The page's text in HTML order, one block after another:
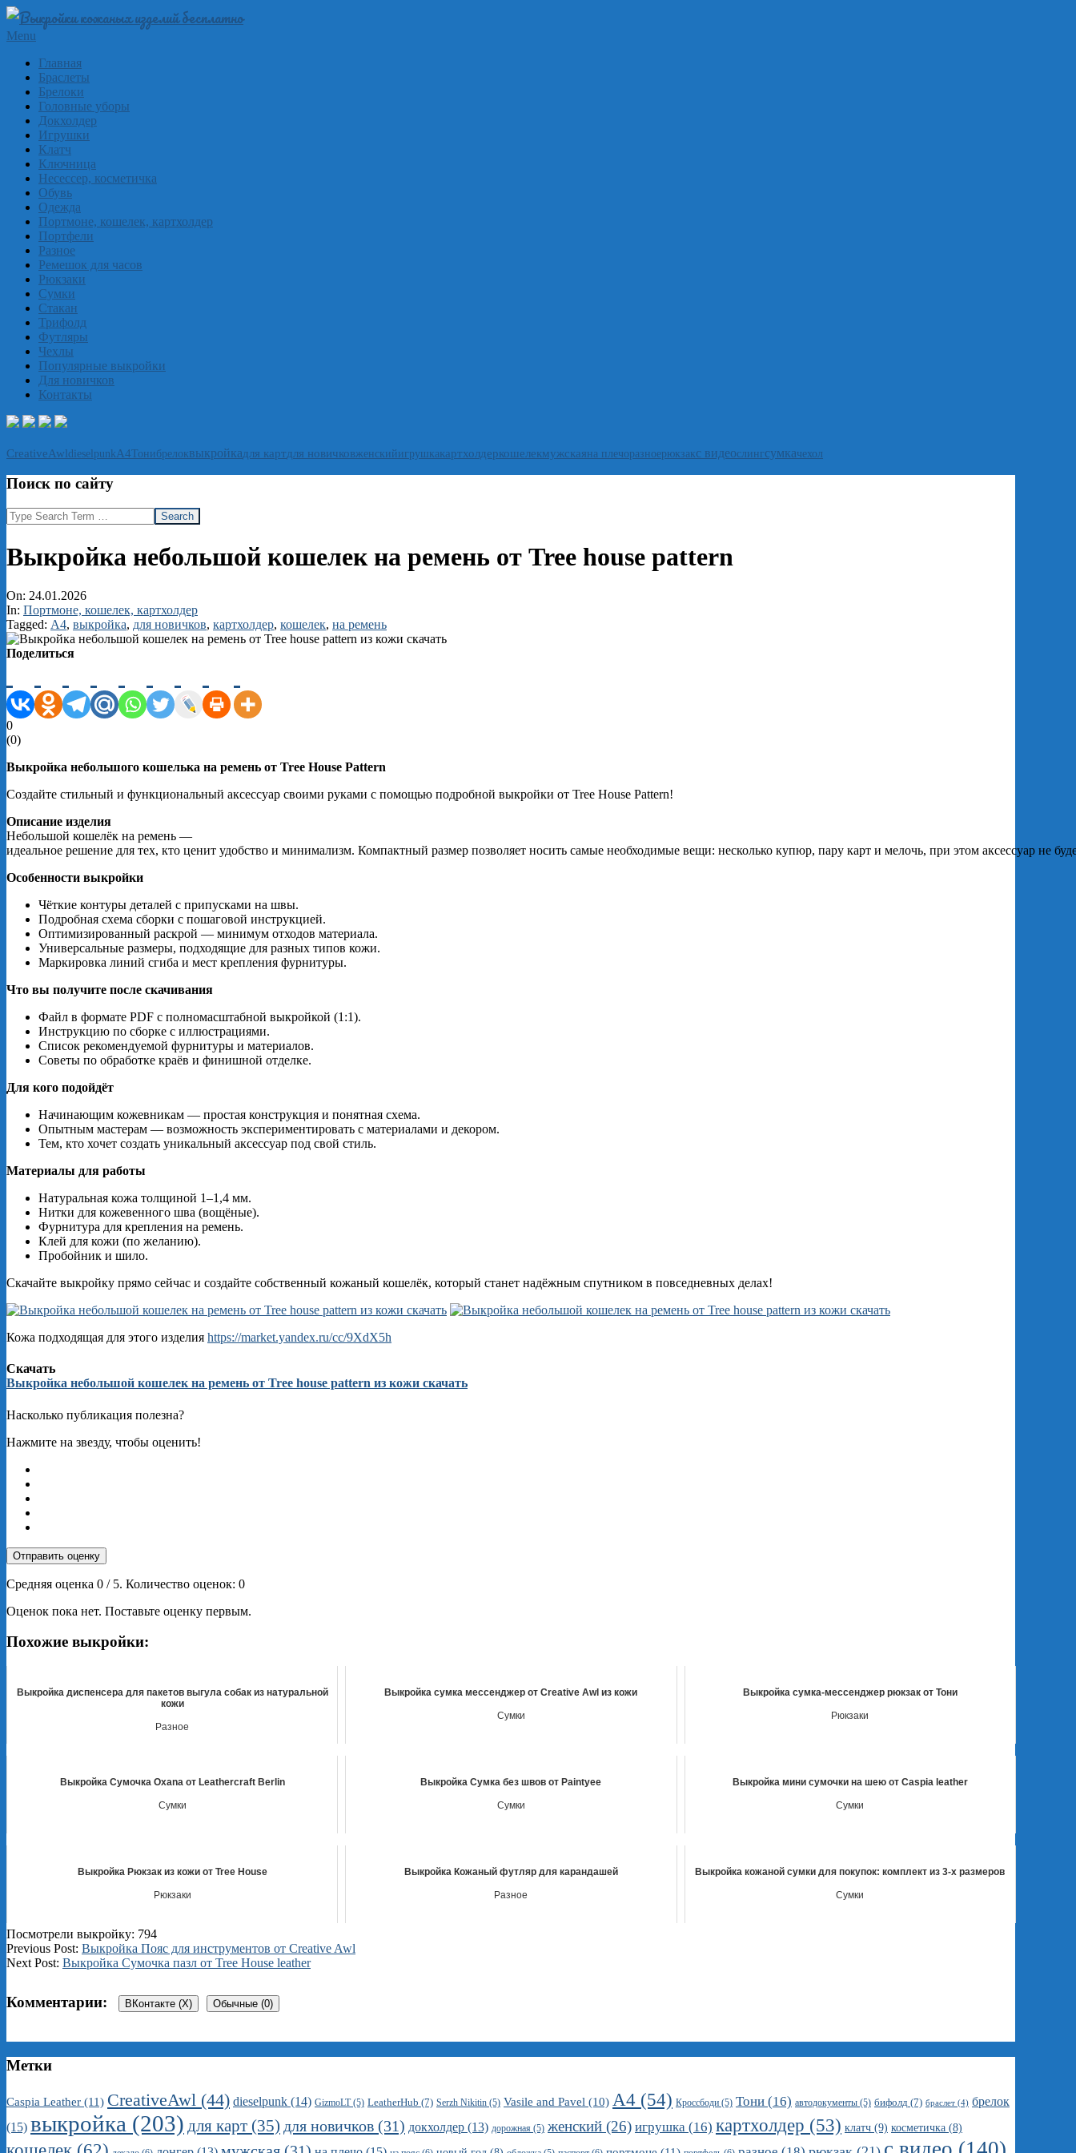
Skip
content
Выкройки
кожи
бесплатно
Skinpat
Primary
Menu
Menu
Главная
Браслеты
Брелоки
Головные уборы
Докхолдер
Игрушки
Клатч
Ключница
Несессер, косметичка
Обувь
Одежда
Портмоне, кошелек, картхолдер
Портфели
Разное
Ремешок для часов
Рюкзаки
Сумки
Стакан
Трифолд
Футляры
Чехлы
Популярные выкройки
Для новичков
Контакты
CreativeAwldieselpunk А4Тонибрелоквыкройкадля картдля новичковженскийигрушкакартхолдеркошелекмужскаяна плечоразноерюкзакс видеослингсумкачехол
Поиск по сайту
Search
Выкройка небольшой кошелек на ремень от Tree house pattern
On: 24.01.2026
In: Портмоне, кошелек, картхолдер
Tagged: А4, выкройка, для новичков, картхолдер, кошелек, на ремень
Поделиться
0
(0)
Выкройка небольшого кошелька на ремень от Tree House Pattern
Создайте стильный и функциональный аксессуар своими руками с помощью подробной выкройки от Tree House Pattern!
Описание изделия
Небольшой кошелёк на ремень —
идеальное решение для тех, кто ценит удобство и минимализм. Компактный размер позволяет носить самые необходимые вещи: несколько купюр, пару карт и мелочь, при этом аксессуар не
Особенности выкройки
Чёткие контуры деталей с припусками на швы.
Подробная схема сборки с пошаговой инструкцией.
Оптимизированный раскрой — минимум отходов материала.
Универсальные размеры, подходящие для разных типов кожи.
Маркировка линий сгиба и мест крепления фурнитуры.
Что вы получите после скачивания
Файл в формате PDF с полномасштабной выкройкой (1:1).
Инструкцию по сборке с иллюстрациями.
Список рекомендуемой фурнитуры и материалов.
Советы по обработке краёв и финишной отделке.
Для кого подойдёт
Начинающим кожевникам — простая конструкция и понятная схема.
Опытным мастерам — возможность экспериментировать с материалами и декором.
Тем, кто хочет создать уникальный аксессуар под свой стиль.
Материалы для работы
Натуральная кожа толщиной 1–1,4 мм.
Нитки для кожевенного шва (вощёные).
Фурнитура для крепления на ремень.
Клей для кожи (по желанию).
Пробойник и шило.
Скачайте выкройку прямо сейчас и создайте собственный кожаный кошелёк, который станет надёжным спутником в повседневных делах!
Кожа подходящая для этого изделия https://market.yandex.ru/cc/9XdX5h
Скачать
Выкройка небольшой кошелек на ремень от Tree house pattern из кожи скачать
Насколько публикация полезна?
Нажмите на звезду, чтобы оценить!
Отправить оценку
Средняя оценка 0 / 5. Количество оценок: 0
Оценок пока нет. Поставьте оценку первым.
Похожие выкройки:
Выкройка диспенсера для пакетов выгула собак из натуральной
кожи
Разное
Выкройка сумка мессенджер от Creative Awl из кожи
Сумки
Выкройка сумка-мессенджер рюкзак от Тони
Рюкзаки
Выкройка Сумочка Oxana от Leathercraft Berlin
Сумки
Выкройка Сумка без швов от Paintyee
Сумки
Выкройка мини сумочки на шею от Caspia leather
Сумки
Выкройка Рюкзак из кожи от Tree House
Рюкзаки
Выкройка Кожаный футляр для карандашей
Разное
Выкройка кожаной сумки для покупок: комплект из 3-х размеров
Сумки
Посмотрели выкройку: 794
2026-
01-
Previous Post: Выкройка Пояс для инструментов от Creative Awl
Next Post: Выкройка Сумочка пазл от Tree House leather
Комментарии: ВКонтакте (X) Обычные (0)
Метки
Caspia Leather (11) CreativeAwl (44) dieselpunk (14) GizmoLT(5) LeatherHub (7) Serzh Nikitin (5) Vasile and Pavel (10) А4 (54) Кроссбоди (5) Тони (16) автодокументы (5) бифолд (7) браслет (4) брелок
(15) выкройка (203) для карт (35) для новичков (31) докхолдер (13) дорожная (5) женский (26) игрушка (16) картхолдер (53) клатч (9) косметичка (8)